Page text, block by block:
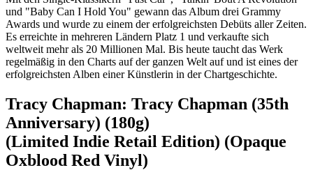
und "Baby Can I Hold You" gewann das Album drei Grammy
Awards und wurde zu einem der erfolgreichsten Debüts aller Zeiten.
Es erreichte in mehreren Ländern Platz 1 und verkaufte sich
weltweit mehr als 20 Millionen Mal. Bis heute taucht das Werk
regelmäßig in den Charts auf der ganzen Welt auf und ist eines der
erfolgreichsten Alben einer Künstlerin in der Chartgeschichte.
Tracy Chapman: Tracy Chapman (35th
Anniversary) (180g)
(Limited Indie Retail Edition) (Opaque
Oxblood Red Vinyl)